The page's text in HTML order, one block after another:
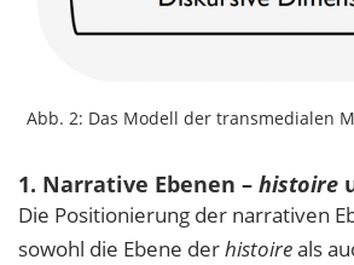
Abb. 2: Das Modell der transmedialen
1. Narrative Ebenen – histoire
Die Positionierung der narrativen
sowohl die Ebene derhistoireals